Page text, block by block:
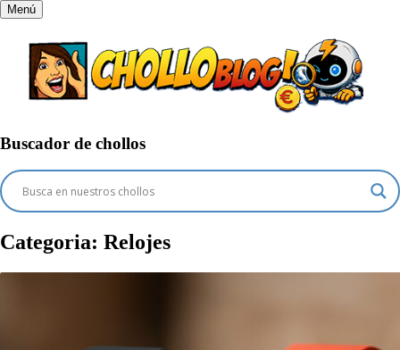
Menú
Buscador de chollos
Categoria: Relojes